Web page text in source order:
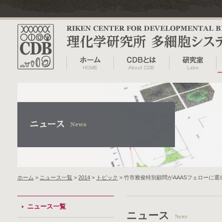
ホーム > ニュース一覧 > 2014 > トピック > 竹市雅俊特別顧問がAAASフェローに選
ニュース一覧
ニュース News